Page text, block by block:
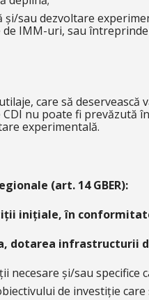
sau dezvoltare
IMM-uri, sau
care să
nu poate fi prevăzută
experimentală.
(art. 14 GBER):
inițiale, în
dotarea infrastructurii
necesare și/sau
de investiție